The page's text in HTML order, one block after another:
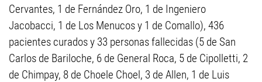
Cervantes, 1 de Fernández Oro, 1 de Ingeniero
Jacobacci, 1 de Los Menucos y 1 de Comallo), 436
pacientes curados y 33 personas fallecidas (5 de San
Carlos de Bariloche, 6 de General Roca, 5 de Cipolletti, 2
de Chimpay, 8 de Choele Choel, 3 de Allen, 1 de Luis